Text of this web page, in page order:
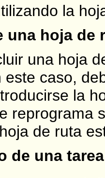
la
una hoja de
una hoja
este caso,
la
reprograma
de ruta
de una